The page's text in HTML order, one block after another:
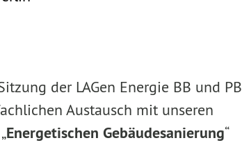
der LAGen Energie BB und
Austausch mit unseren
Energetischen Gebäudesanierung“